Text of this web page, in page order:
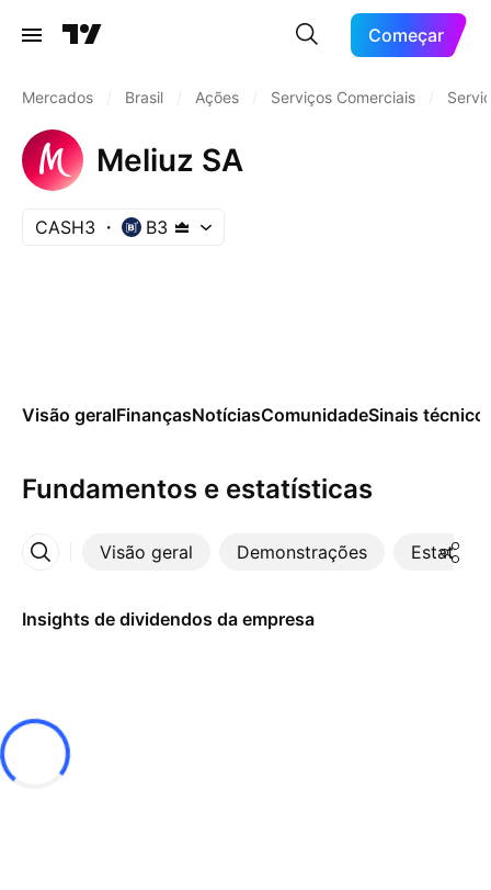
Começar
Mercados Brasil Ações Serviços Comerciais
Meliuz SA
CASH3 B3
Visão geralFinançasNotíciasComunidadeSinais
Fundamentos e estatísticas
Visão geral Demonstrações
Mais
Insights de dividendos da empresa